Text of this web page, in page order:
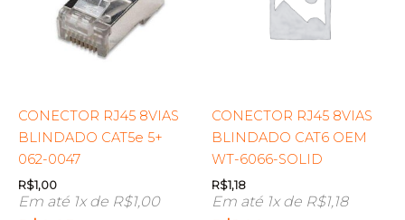
CONECTOR RJ45 8VIAS
BLINDADO CAT5e 5+
062-0047
R$1,00
Em até 1x de R$1,00
CONECTOR RJ45 8VIAS
BLINDADO CAT6 OEM
WT-6066-SOLID
R$1,18
Em até 1x de R$1,18